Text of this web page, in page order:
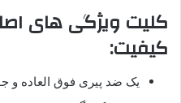
کلیت ویژگی های
کیفیت:
یک ضد پیری فوق العاده و